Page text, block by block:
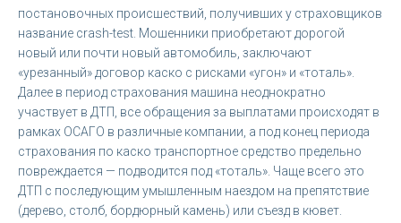
постановочных происшествий, получивших у страховщиков
название crash-test. Мошенники приобретают дорогой
новый или почти новый автомобиль, заключают
«урезанный» договор каско с рисками «угон» и «тоталь».
Далее в период страхования машина неоднократно
участвует в ДТП, все обращения за выплатами происходят в
рамках ОСАГО в различные компании, а под конец периода
страхования по каско транспортное средство предельно
повреждается — подводится под «тоталь». Чаще всего это
ДТП с последующим умышленным наездом на препятствие
(дерево, столб, бордюрный камень) или съезд в кювет.